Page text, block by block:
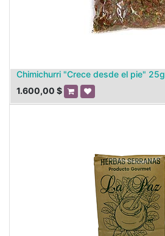
Chimichurri "Crece desde el pie" 25g
1.600,00 $